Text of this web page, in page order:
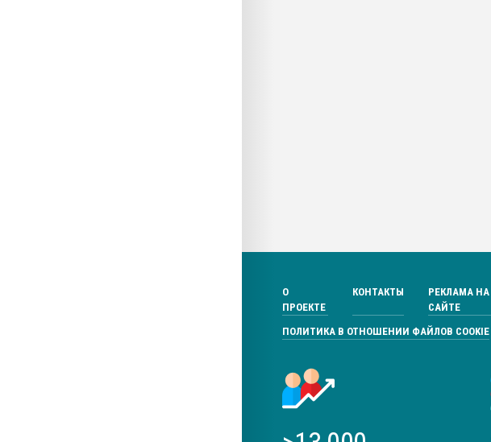
О
ПРОЕКТЕ
КОНТАКТЫ
РЕКЛАМА НА
САЙТЕ
ПОЛИТИКА В ОТНОШЕНИИ ФАЙЛОВ COOKIE